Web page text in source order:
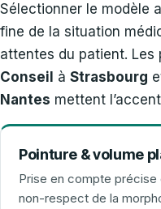
Sélectionner le modèle
fine de la situation
attentes du patient. Les
Conseil à Strasbourg
Nantes mettent
Pointure & volume
Prise en compte précise
non-respect de la